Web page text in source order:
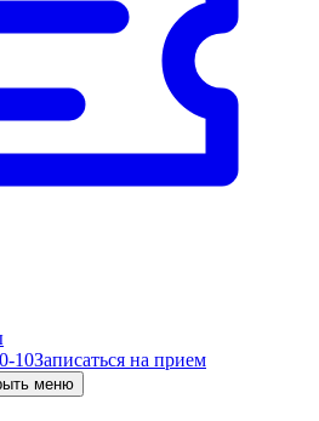
10Записаться на прием
меню